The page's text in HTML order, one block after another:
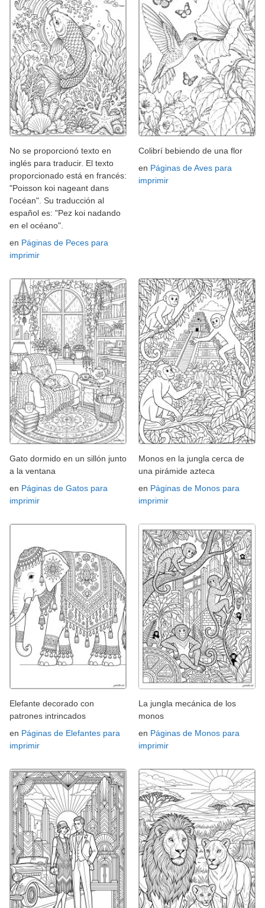
No se proporcionó texto en
inglés para traducir. El texto
proporcionado está en francés:
"Poisson koi nageant dans
l'océan". Su traducción al
español es: "Pez koi nadando
en el océano".
en Páginas de Peces para
imprimir
Colibrí bebiendo de una flor
en Páginas de Aves para
imprimir
Gato dormido en un sillón junto
a la ventana
en Páginas de Gatos para
imprimir
Monos en la jungla cerca de
una pirámide azteca
en Páginas de Monos para
imprimir
Elefante decorado con
patrones intrincados
en Páginas de Elefantes para
imprimir
La jungla mecánica de los
monos
en Páginas de Monos para
imprimir